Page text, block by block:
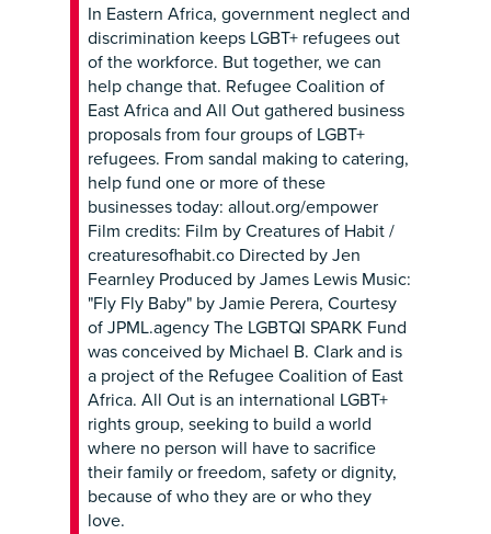
In Eastern Africa, government neglect and
discrimination keeps LGBT+ refugees out
of the workforce. But together, we can
help change that. Refugee Coalition of
East Africa and All Out gathered business
proposals from four groups of LGBT+
refugees. From sandal making to catering,
help fund one or more of these
businesses today: allout.org/empower
Film credits: Film by Creatures of Habit /
creaturesofhabit.co Directed by Jen
Fearnley Produced by James Lewis Music:
"Fly Fly Baby" by Jamie Perera, Courtesy
of JPML.agency The LGBTQI SPARK Fund
was conceived by Michael B. Clark and is
a project of the Refugee Coalition of East
Africa. All Out is an international LGBT+
rights group, seeking to build a world
where no person will have to sacrifice
their family or freedom, safety or dignity,
because of who they are or who they
love.